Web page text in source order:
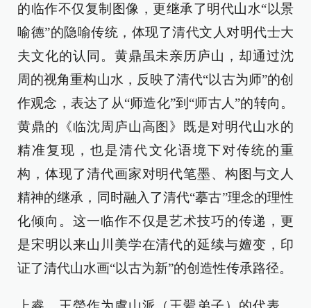
的临作不仅复制图像，更继承了明代山水“以景
喻德”的隐喻传统，体现了清代文人对明代士大
夫文化的认同。黄鼎虽未亲历庐山，却通过沈
周的视角重构山水，反映了清代“以古为师”的创
作观念，表达了从“师造化”到“师古人”的转向。
黄鼎的《临沈周庐山高图》既是对明代山水的
精准复现，也是清代文化语境下对传统的重
构，体现了清代画家对明代笔墨、构图与文人
精神的继承，同时融入了清代“摹古”理念的理性
化倾向。这一临作不仅是艺术技巧的传递，更
是宋明以来山川美学在清代的延续与嬗变，印
证了清代山水画“以古为新”的创造性传承路径。